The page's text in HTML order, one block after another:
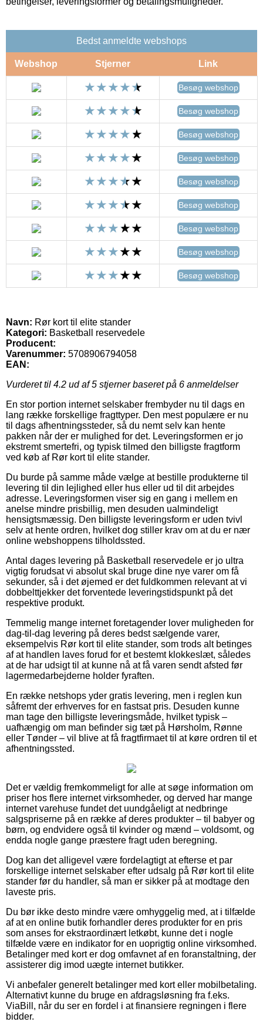
Bedst anmeldte webshops
Webshop Stjerner Link
Besøg webshop
Besøg webshop
Besøg webshop
Besøg webshop
Besøg webshop
Besøg webshop
Besøg webshop
Besøg webshop
Besøg webshop
Navn: Rør kort til elite stander
Kategori: Basketball reservedele
Producent:
Varenummer: 5708906794058
EAN:
Vurderet til 4.2 ud af 5 stjerner baseret på 6 anmeldelser
En stor portion internet selskaber frembyder nu til dags en
lang række forskellige fragttyper. Den mest populære er nu
til dags afhentningssteder, så du nemt selv kan hente
pakken når der er mulighed for det. Leveringsformen er jo
ekstremt smertefri, og typisk tilmed den billigste fragtform
ved køb af Rør kort til elite stander.
Du burde på samme måde vælge at bestille produkterne til
levering til din lejlighed eller hus eller ud til dit arbejdes
adresse. Leveringsformen viser sig en gang i mellem en
anelse mindre prisbillig, men desuden ualmindeligt
hensigtsmæssig. Den billigste leveringsform er uden tvivl
selv at hente ordren, hvilket dog stiller krav om at du er nær
online webshoppens tilholdssted.
Antal dages levering på Basketball reservedele er jo ultra
vigtig forudsat vi absolut skal bruge dine nye varer om få
sekunder, så i det øjemed er det fuldkommen relevant at vi
dobbelttjekker det forventede leveringstidspunkt på det
respektive produkt.
Temmelig mange internet foretagender lover muligheden for
dag-til-dag levering på deres bedst sælgende varer,
eksempelvis Rør kort til elite stander, som trods alt betinges
af at handlen laves forud for et bestemt klokkeslæt, således
at de har udsigt til at kunne nå at få varen sendt afsted før
lagermedarbejderne holder fyraften.
En række netshops yder gratis levering, men i reglen kun
såfremt der erhverves for en fastsat pris. Desuden kunne
man tage den billigste leveringsmåde, hvilket typisk –
uafhængig om man befinder sig tæt på Hørsholm, Rønne
eller Tønder – vil blive at få fragtfirmaet til at køre ordren til et
afhentningssted.
Det er vældig fremkommeligt for alle at søge information om
priser hos flere internet virksomheder, og derved har mange
internet varehuse fundet det uundgåeligt at nedbringe
salgspriserne på en række af deres produkter – til babyer og
børn, og endvidere også til kvinder og mænd – voldsomt, og
endda nogle gange præstere fragt uden beregning.
Dog kan det alligevel være fordelagtigt at efterse et par
forskellige internet selskaber efter udsalg på Rør kort til elite
stander før du handler, så man er sikker på at modtage den
laveste pris.
Du bør ikke desto mindre være omhyggelig med, at i tilfælde
af at en online butik forhandler deres produkter for en pris
som anses for ekstraordinært letkøbt, kunne det i nogle
tilfælde være en indikator for en uoprigtig online virksomhed.
Betalinger med kort er dog omfavnet af en foranstaltning, der
assisterer dig imod uægte internet butikker.
Vi anbefaler generelt betalinger med kort eller mobilbetaling.
Alternativt kunne du bruge en afdragsløsning fra f.eks.
ViaBill, når du ser en fordel i at finansiere regningen i flere
bidder.